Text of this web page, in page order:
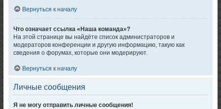
Вернуться к началу
Что означает ссылка «Наша команда»?
На этой странице вы найдёте список администраторов и
модераторов конференции и другую информацию, такую как
сведения о форумах, которые они модерируют.
Вернуться к началу
Личные сообщения
Я не могу отправить личные сообщения!